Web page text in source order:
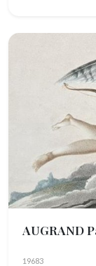
AUGRAND
19683